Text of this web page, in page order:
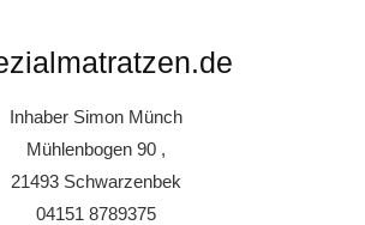
Inhaber Simon Münch
Mühlenbogen 90 ,
21493 Schwarzenbek
04151 8789375